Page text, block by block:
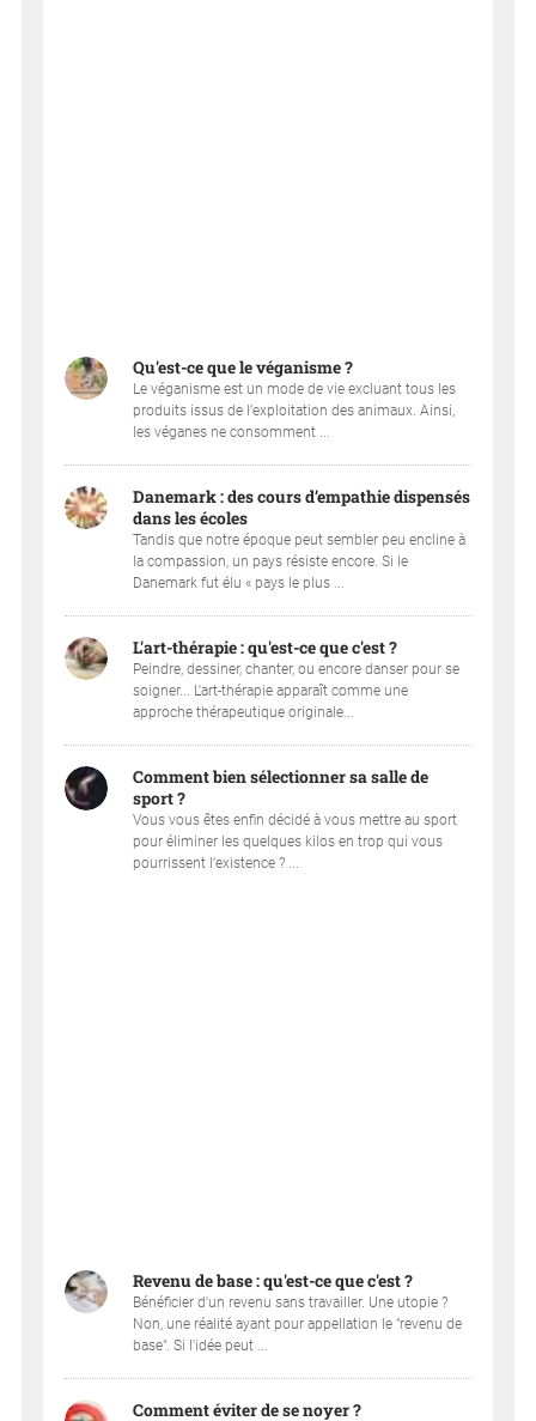
Qu'est-ce que le véganisme ?
Le véganisme est un mode de vie excluant tous les
produits issus de l’exploitation des animaux. Ainsi,
les véganes ne consomment ...
Danemark : des cours d’empathie dispensés
dans les écoles
Tandis que notre époque peut sembler peu encline à
la compassion, un pays résiste encore. Si le
Danemark fut élu « pays le plus ...
L'art-thérapie : qu'est-ce que c'est ?
Peindre, dessiner, chanter, ou encore danser pour se
soigner... L'art-thérapie apparaît comme une
approche thérapeutique originale...
Comment bien sélectionner sa salle de
sport ?
Vous vous êtes enfin décidé à vous mettre au sport
pour éliminer les quelques kilos en trop qui vous
pourrissent l’existence ? ...
Revenu de base : qu'est-ce que c'est ?
Bénéficier d'un revenu sans travailler. Une utopie ?
Non, une réalité ayant pour appellation le "revenu de
base". Si l'idée peut ...
Comment éviter de se noyer ?